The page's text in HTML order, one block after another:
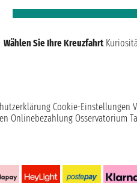
Wählen Sie Ihre Kreuzfahrt
Cookie-Einstellungen
Onlinebezahlung Osservatorium